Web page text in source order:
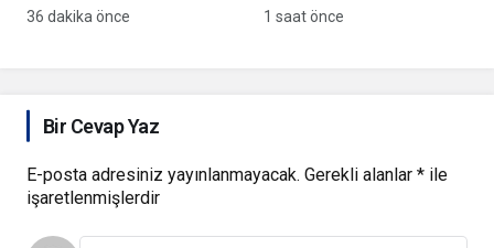
36 dakika önce
YÜKLÜ ŞİİR
1 saat önce
Bir Cevap Yaz
E-posta adresiniz yayınlanmayacak. Gerekli alanlar * ile
işaretlenmişlerdir